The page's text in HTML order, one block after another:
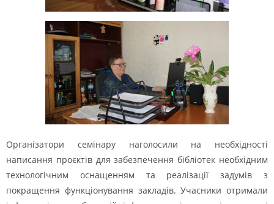
Організатори семінару наголосили на необхідності
написання проєктів для забезпечення бібліотек необхідним
технологічним оснащенням та реалізації задумів з
покращення функціонування закладів. Учасники отримали